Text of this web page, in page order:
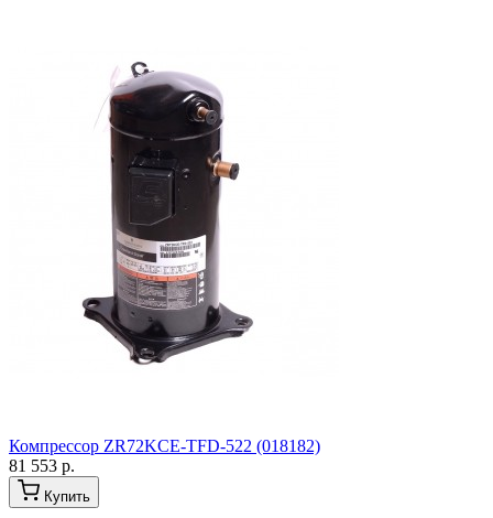
Компрессор ZR72KCE-TFD-522 (018182)
81 553 р.
Купить